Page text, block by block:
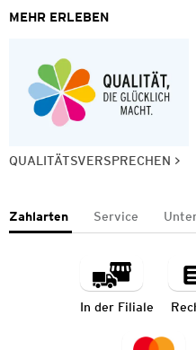
MEHR ERLEBEN
QUALITÄTSVERSPRECHEN
Zahlarten Service
In der Filiale